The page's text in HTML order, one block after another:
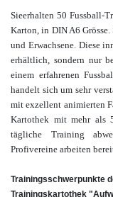
Sieerhalten 50 Fussball-
Karton, in DIN A6
und Erwachsene. Diese
erhältlich, sondern nur
einem erfahrenen
handelt sich um sehr
mitexzellent animierten
Kartothek mit mehr als
tägliche Training
Profivereine arbeiten
Trainingsschwerpunkte
Trainingskartothek